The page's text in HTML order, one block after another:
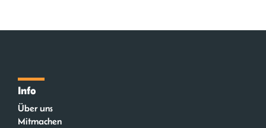
Info
Über uns
Mitmachen